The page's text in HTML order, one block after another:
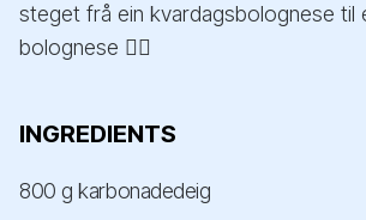
steget frå ein kvardagsbolognese til
bolognese 😮‍💨
INGREDIENTS
800 g karbonadedeig